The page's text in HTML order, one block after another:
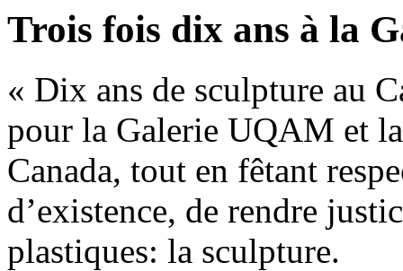
Trois fois dix ans à la
« Dix ans de sculpture au
pour la Galerie UQAM et
Canada, tout en fêtant
d’existence, de rendre
plastiques: la sculpture.